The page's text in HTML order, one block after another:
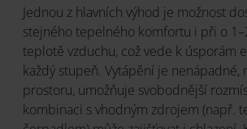
Jednou z hlavních výhod je možnost
stejného tepelného komfortu i při o
teplotě vzduchu, což vede k úsporám
každý stupeň. Vytápění je nenápadné,
prostoru, umožňuje svobodnější
kombinaci s vhodným zdrojem (např.